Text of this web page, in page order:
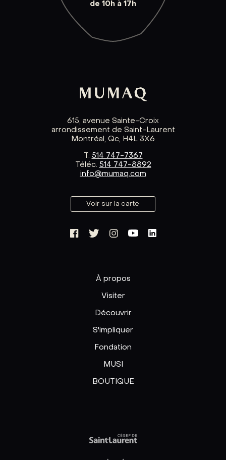
de 10h à 17h
615, avenue Sainte-Croix
arrondissement de Saint-Laurent
Montréal, Qc, H4L 3X6
T. 514 747-7367
Téléc. 514 747-8892
info@mumaq.com
Voir sur la carte
À propos
Visiter
Découvrir
S'impliquer
Fondation
MUSI
BOUTIQUE